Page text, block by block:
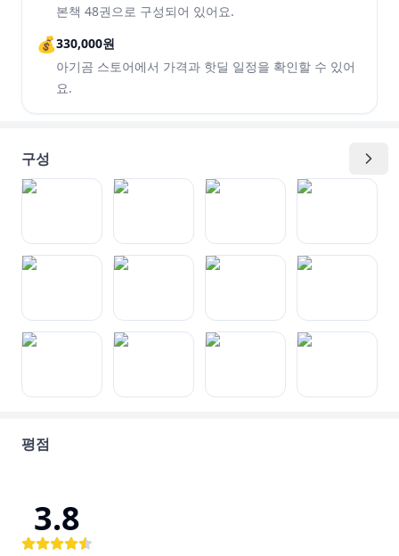
본책 48권으로 구성되어 있어요.
💰330,000원
아기곰 스토어에서 가격과 핫딜 일정을 확인할 수 있어
요.
구성
평점
3.8